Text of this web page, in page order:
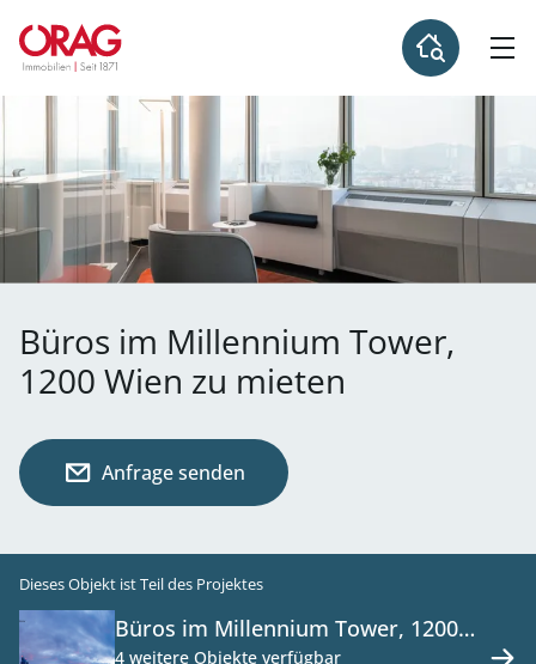
Büros im Millennium Tower,
1200 Wien zu mieten
Anfrage senden
Dieses Objekt ist Teil des Projektes
Büros im Millennium Tower, 1200
4 weitere Objekte verfügbar